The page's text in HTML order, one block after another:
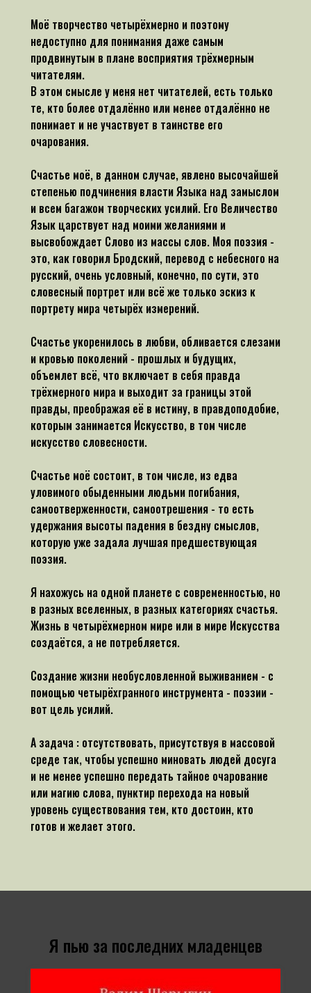
Моё творчество четырёхмерно и поэтому
недоступно для понимания даже самым
продвинутым в плане восприятия трёхмерным
читателям.
В этом смысле у меня нет читателей, есть только
те, кто более отдалённо или менее отдалённо не
понимает и не участвует в таинстве его
очарования.
Счастье моё, в данном случае, явлено высочайшей
степенью подчинения власти Языка над замыслом
и всем багажом творческих усилий. Его Величество
Язык царствует над моими желаниями и
высвобождает Слово из массы слов. Моя поэзия -
это, как говорил Бродский, перевод с небесного на
русский, очень условный, конечно, по сути, это
словесный портрет или всё же только эскиз к
портрету мира четырёх измерений.
Счастье укоренилось в любви, обливается слезами
и кровью поколений - прошлых и будущих,
объемлет всё, что включает в себя правда
трёхмерного мира и выходит за границы этой
правды, преображая её в истину, в правдоподобие,
которым занимается Искусство, в том числе
искусство словесности.
Счастье моё состоит, в том числе, из едва
уловимого обыденными людьми погибания,
самоотверженности, самоотрешения - то есть
удержания высоты падения в бездну смыслов,
которую уже задала лучшая предшествующая
поэзия.
Я нахожусь на одной планете с современностью, но
в разных вселенных, в разных категориях счастья.
Жизнь в четырёхмерном мире или в мире Искусства
создаётся, а не потребляется.
Создание жизни необусловленной выживанием - с
помощью четырёхгранного инструмента - поэзии -
вот цель усилий.
А задача : отсутствовать, присутствуя в массовой
среде так, чтобы успешно миновать людей досуга
и не менее успешно передать тайное очарование
или магию слова, пунктир перехода на новый
уровень существования тем, кто достоин, кто
готов и желает этого.
Я пью за последних младенцев